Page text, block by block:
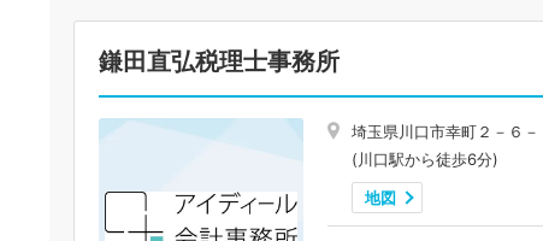
鎌田直弘税理士事務所
埼玉県川口市幸町２－６－
(川口駅から徒歩6分)
地図